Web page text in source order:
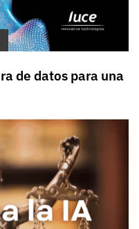
de datos para una